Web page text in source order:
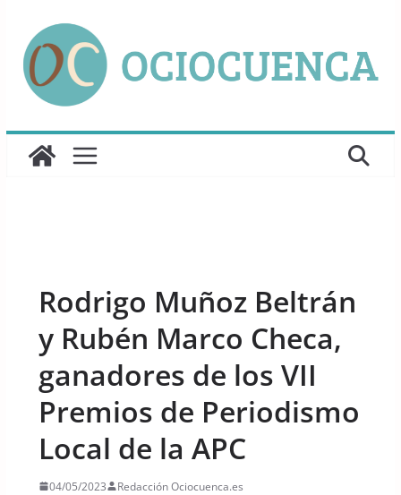
contenido
Rodrigo Muñoz Beltrán
y Rubén Marco Checa,
ganadores de los VII
Premios de Periodismo
Local de la APC
04/05/2023 Redacción Ociocuenca.es